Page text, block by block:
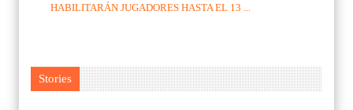
HABILITARÁN JUGADORES HASTA EL 13 ...
Stories